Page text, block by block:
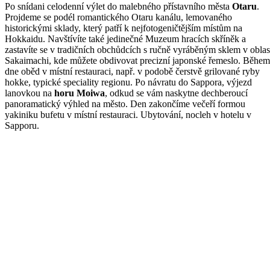
Po snídani celodenní výlet do malebného přístavního města Otaru.
Projdeme se podél romantického Otaru kanálu, lemovaného
historickými sklady, který patří k nejfotogeničtějším místům na
Hokkaidu. Navštívíte také jedinečné Muzeum hracích skříněk a
zastavíte se v tradičních obchůdcích s ručně vyráběným sklem v
Sakaimachi, kde můžete obdivovat precizní japonské řemeslo. Během
dne oběd v místní restauraci, např. v podobě čerstvě grilované ryby
hokke, typické speciality regionu. Po návratu do Sappora, výjezd
lanovkou na horu Moiwa, odkud se vám naskytne dechberoucí
panoramatický výhled na město. Den zakončíme večeří formou
yakiniku bufetu v místní restauraci. Ubytování, nocleh v hotelu v
Sapporu.